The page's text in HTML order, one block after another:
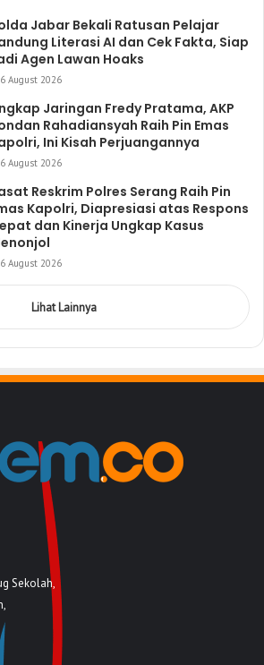
Jabar Bekali Ratusan Pelajar
Literasi AI dan Cek Fakta, Siap
Agen Lawan Hoaks
6 August 2026
Jaringan Fredy Pratama, AKP
Rahadiansyah Raih Pin Emas
Ini Kisah Perjuangannya
6 August 2026
Reskrim Polres Serang Raih Pin
Kapolri, Diapresiasi atas Respons
dan Kinerja Ungkap Kasus
6 August 2026
Lihat Lainnya
Sekolah,